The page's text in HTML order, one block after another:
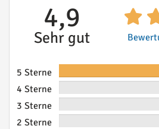
4,9
Sehr gut
5 Sterne
4 Sterne
3 Sterne
2 Sterne